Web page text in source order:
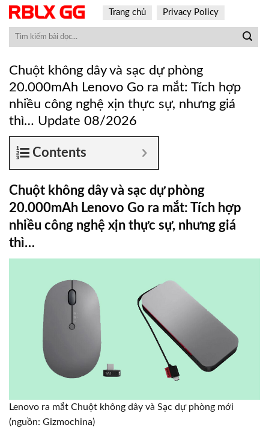
Skip
content
Trang chủ Privacy Policy
Chuột không dây và sạc dự phòng
20.000mAh Lenovo Go ra mắt: Tích hợp
nhiều công nghệ xịn thực sự, nhưng giá
thì… Update 08/2026
Contents
Chuột không dây và sạc dự phòng
20.000mAh Lenovo Go ra mắt: Tích hợp
nhiều công nghệ xịn thực sự, nhưng giá
thì…
Lenovo ra mắt Chuột không dây và Sạc dự phòng mới
(nguồn: Gizmochina)